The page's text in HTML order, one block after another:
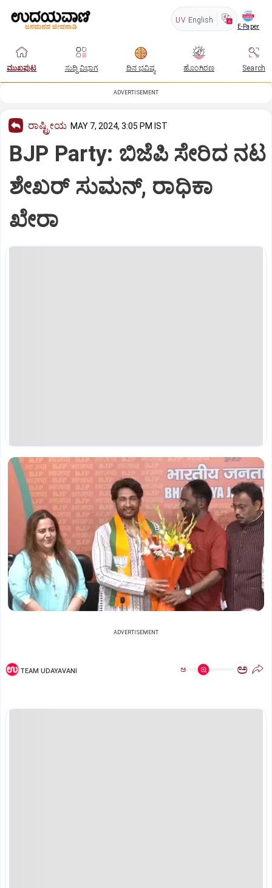
UV English
E-Paper
ಮುಖಪುಟ ಸುದ್ದಿ ವಿಭಾಗ ದಿನ ಭವಿಷ್ಯ ಹೊಂಗಿರಣ Search
ADVERTISEMENT
ರಾಷ್ಟ್ರೀಯ MAY 7, 2024, 3:05 PM IST
BJP Party: ಬಿಜೆಪಿ ಸೇರಿದ ನಟ
ಶೇಖರ್ ಸುಮನ್, ರಾಧಿಕಾ
ಖೇರಾ
ADVERTISEMENT
TEAM UDAYAVANI ಅ ಅ